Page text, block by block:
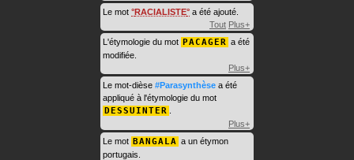
Le mot RACIALISTE a été ajouté.
Tout Plus+
L'étymologie du mot PACAGER a été
modifiée.
Plus+
Le mot-dièse #Parasynthèse a été
appliqué à l'étymologie du mot
DESSUINTER
Plus+
Le mot BANGALA a un étymon
portugais.